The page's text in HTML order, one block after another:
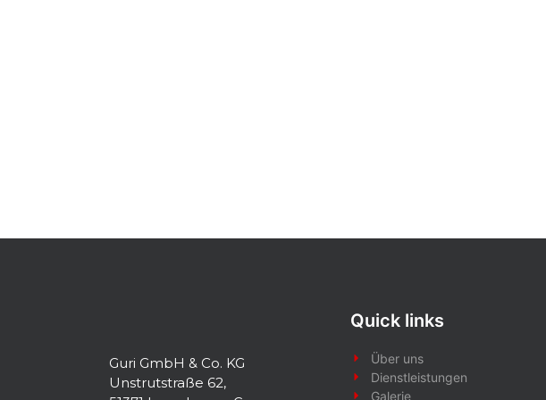
Guri GmbH & Co. KG
Unstrutstraße 62,
Quick links
Über uns
Dienstleistungen
Galerie